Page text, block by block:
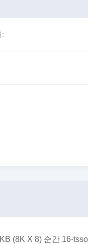
:
(8K X 8) 순간 16-